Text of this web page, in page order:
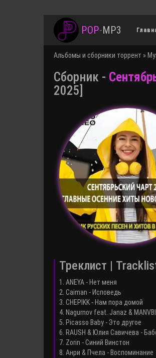
POP-MP3
Альбомы и сборники торрент »
Сборник -
2025]
Треклист |
1. ANEYA - Нет меня
2. Caiman - Исповедь
3. CHEPIKK - Нам пора домой
4. Nagurnov feat. Janaz &
5. Picasso Baby - Это другое
6. RAUSH & Юлия Савичева -
7. Zorin - Синий Винстон
8. Анри & Пчела - Воспоминание